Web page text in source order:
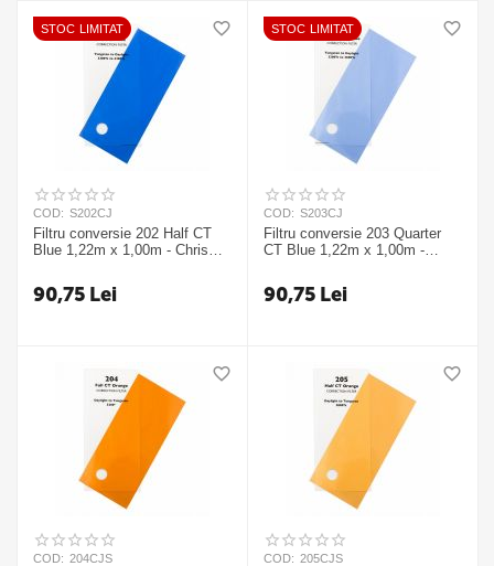
STOC LIMITAT
COD: S202CJ
Filtru conversie 202 Half CT
Blue 1,22m x 1,00m - Chris
90,75 Lei
STOC LIMITAT
COD: S203CJ
Filtru conversie 203 Quarter
CT Blue 1,22m x 1,00m -
90,75 Lei
COD: 204CJS COD: 205CJS